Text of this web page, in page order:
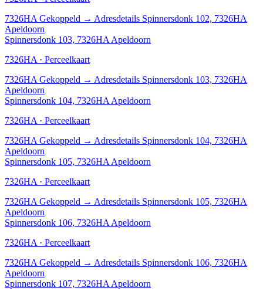
7326HA Gekoppeld → Adresdetails Spinnersdonk 102, 7326HA
Apeldoorn
Spinnersdonk 103, 7326HA Apeldoorn
7326HA · Perceelkaart
7326HA Gekoppeld → Adresdetails Spinnersdonk 103, 7326HA
Apeldoorn
Spinnersdonk 104, 7326HA Apeldoorn
7326HA · Perceelkaart
7326HA Gekoppeld → Adresdetails Spinnersdonk 104, 7326HA
Apeldoorn
Spinnersdonk 105, 7326HA Apeldoorn
7326HA · Perceelkaart
7326HA Gekoppeld → Adresdetails Spinnersdonk 105, 7326HA
Apeldoorn
Spinnersdonk 106, 7326HA Apeldoorn
7326HA · Perceelkaart
7326HA Gekoppeld → Adresdetails Spinnersdonk 106, 7326HA
Apeldoorn
Spinnersdonk 107, 7326HA Apeldoorn